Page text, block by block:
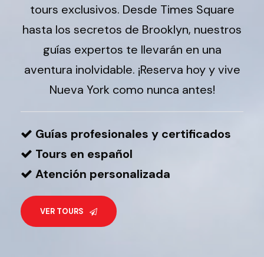
tours exclusivos. Desde Times Square
hasta los secretos de Brooklyn, nuestros
guías expertos te llevarán en una
aventura inolvidable. ¡Reserva hoy y vive
Nueva York como nunca antes!
Guías profesionales y certificados
Tours en español
Atención personalizada
VER TOURS